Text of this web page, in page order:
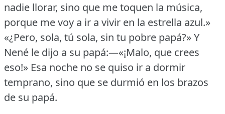
nadie llorar, sino que me toquen la música,
porque me voy a ir a vivir en la estrella azul.»
«¿Pero, sola, tú sola, sin tu pobre papá?» Y
Nené le dijo a su papá:—«¡Malo, que crees
eso!» Esa noche no se quiso ir a dormir
temprano, sino que se durmió en los brazos
de su papá.